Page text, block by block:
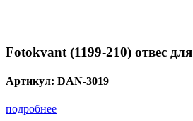
Fotokvant (1199-210) отвес
Артикул: DAN-3019
подробнее